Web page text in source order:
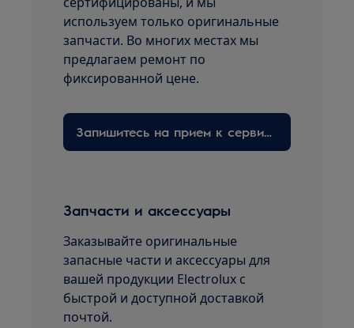
используем только оригинальные
запчасти. Во многих местах мы
предлагаем ремонт по
фиксированной цене.
Запишитесь на прием к сервисному технику здесь
Запчасти и аксессуары
Заказывайте оригинальные
запасные части и аксессуары для
вашей продукции Electrolux с
быстрой и доступной доставкой
почтой.